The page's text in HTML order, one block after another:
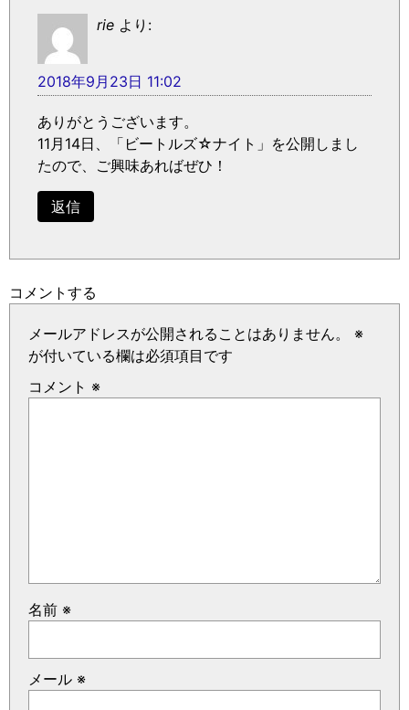
rie より:
2018年9月23日 11:02
ありがとうございます。
11月14日、「ビートルズ☆ナイト」を公開しまし
たので、ご興味あればぜひ！
返信
コメントする
メールアドレスが公開されることはありません。
※
が付いている欄は必須項目です
コメント ※
名前 ※
メール ※